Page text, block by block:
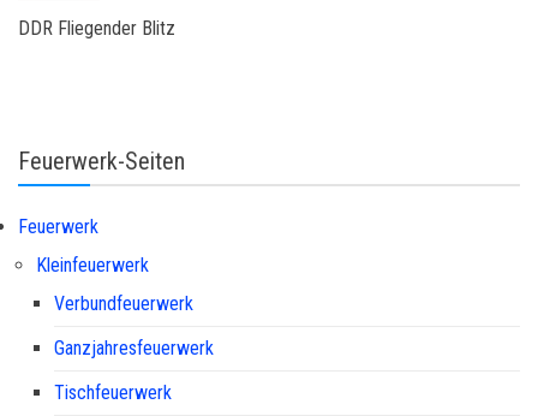
DDR Fliegender Blitz
Feuerwerk-Seiten
Feuerwerk
Kleinfeuerwerk
Verbundfeuerwerk
Ganzjahresfeuerwerk
Tischfeuerwerk